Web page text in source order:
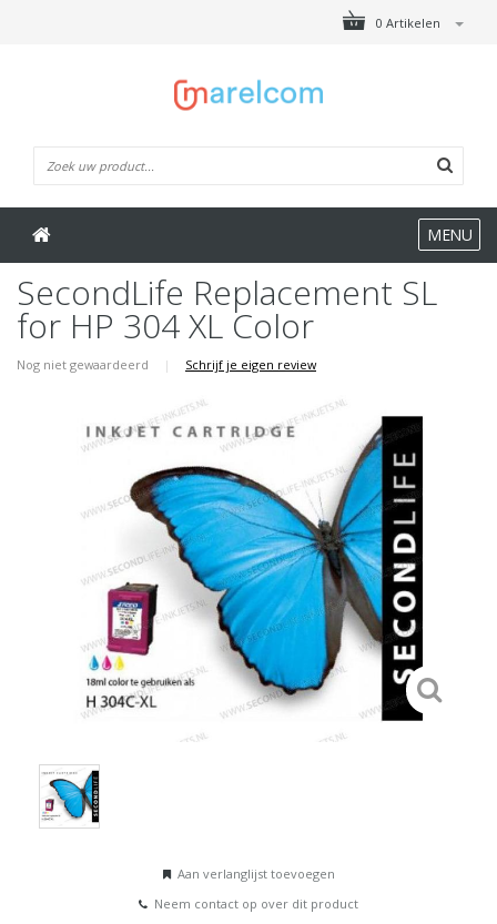
0 Artikelen
MENU
SecondLife Replacement SL
for HP 304 XL Color
Nog niet gewaardeerd | Schrijf je eigen review
Aan verlanglijst toevoegen
Neem contact op over dit product